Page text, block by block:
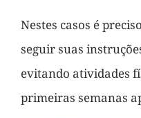
Nestes casos é
seguir suas
evitando atividades
primeiras semanas